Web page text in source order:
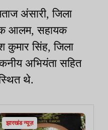
अंसारी, जिला
आलम, सहायक
कुमार सिंह, जिला
अभियंता सहित
थे.
झारखंड न्यूज़